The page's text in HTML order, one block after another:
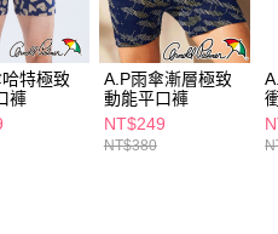
特極致
褲
A.P雨傘漸層極致
動能平口褲
NT$249
NT$380